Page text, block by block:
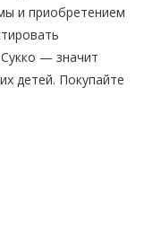
и приобретением
— значит
детей. Покупайте